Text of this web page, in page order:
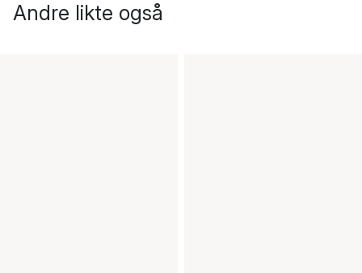
Andre likte også